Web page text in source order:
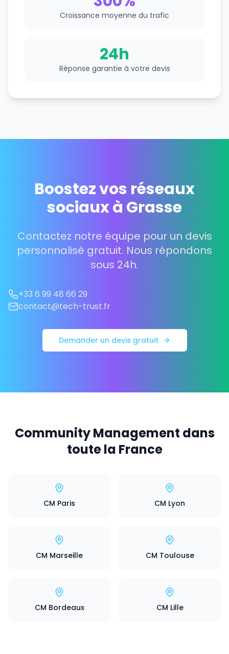
Croissance moyenne du trafic
24h
Réponse garantie à votre devis
Boostez vos réseaux
sociaux à Grasse
Contactez notre équipe pour un devis
personnalisé gratuit. Nous répondons
sous 24h.
+33 6 99 48 66 29
contact@tech-trust.fr
Demander un devis gratuit
Community Management dans
toute la France
CM Paris CM Lyon
CM Marseille CM Toulouse
CM Bordeaux CM Lille